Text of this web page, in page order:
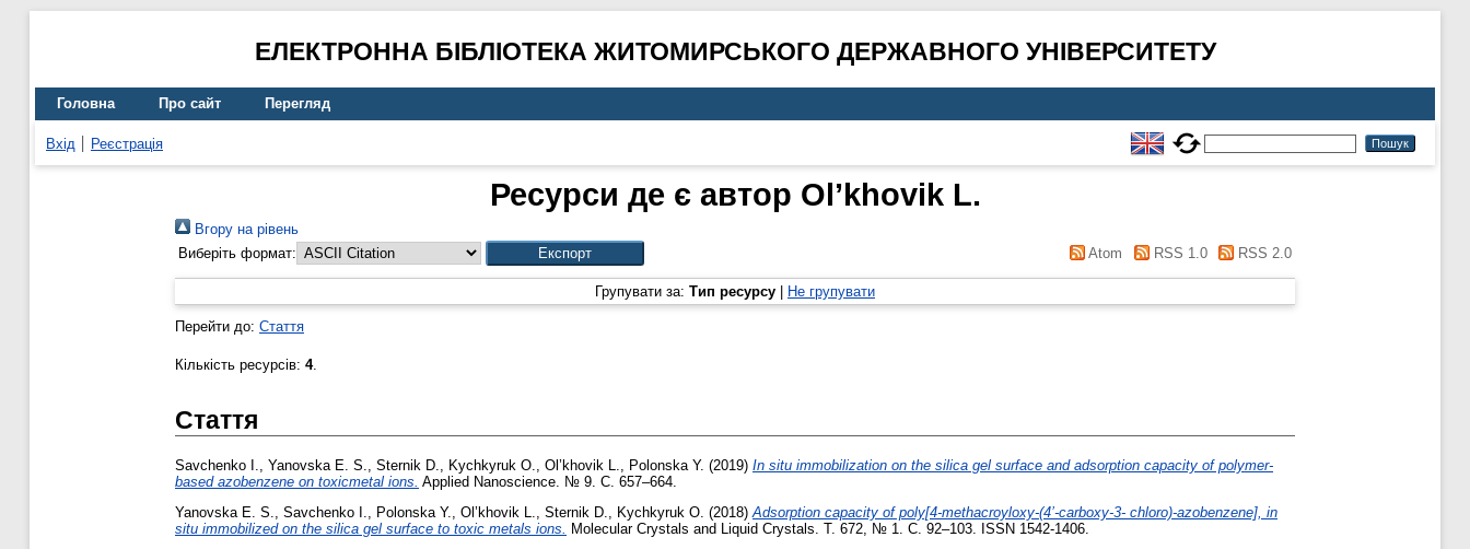
ЕЛЕКТРОННА БІБЛІОТЕКА ЖИТОМИРСЬКОГО ДЕРЖАВНОГО УНІВЕРСИТЕТУ
Головна Про сайт Перегляд
Вхід Реєстрація
Ресурси де є автор Ol’khovik L.
Вгору на рівень
Виберіть формат:
Atom RSS 1.0 RSS 2.0
Групувати за: Тип ресурсу Не групувати
Перейти до: Стаття
Кількість ресурсів: 4.
Стаття
Savchenko I., Yanovska E. S., Sternik D., Kychkyruk O., Ol’khovik L., Polonska Y. (2019) In situ immobilization on the silica gel surface and adsorption capacity of polymer-
based azobenzene on toxicmetal ions. Applied Nanoscience. № 9. С. 657–664.
Yanovska E. S., Savchenko I., Polonska Y., Ol’khovik L., Sternik D., Kychkyruk O. (2018)Adsorption capacity of poly[4-methacroyloxy-(4’-carboxy-3- chloro)-azobenzene], in
situ immobilized on the silica gel surface to toxic metals ions. Molecular Crystals and Liquid Crystals. Т. 672, № 1. С. 92–103. ISSN 1542-1406.